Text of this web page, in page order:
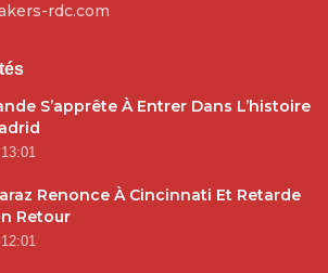
rdc.com
S’apprête À Entrer Dans L’histoire
Renonce À Cincinnati Et Retarde
Retour